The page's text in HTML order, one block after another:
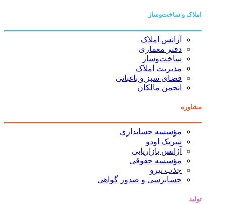
املاک و ساخت‌وساز
آژانس املاک
دفتر معماری
ساخت‌وساز
مدیریت املاک
فضای سبز و باغبانی
انجمن مالکان
مشاوره
مؤسسه حسابداری
شریک اودو
آژانس بازاریابی
مؤسسه حقوقی
جذب نیرو
حسابرسی و صدور گواهی
تولید